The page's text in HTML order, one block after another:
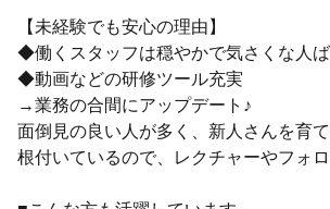
【未経験でも安心の理由】
◆働くスタッフは穏やかで気さくな人ば
◆動画などの研修ツール充実
→業務の合間にアップデート♪
面倒見の良い人が多く、新人さんを育
根付いているので、レクチャーやフォ